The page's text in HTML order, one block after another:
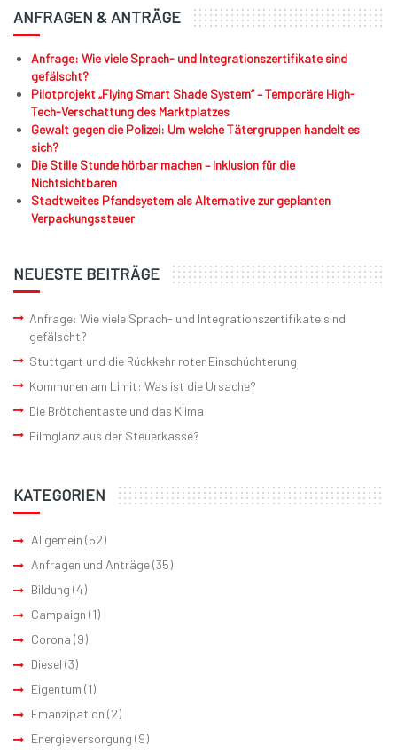
ANFRAGEN & ANTRÄGE
Anfrage: Wie viele Sprach- und Integrationszertifikate sind
gefälscht?
Pilotprojekt „Flying Smart Shade System“ – Temporäre High-
Tech-Verschattung des Marktplatzes
Gewalt gegen die Polizei: Um welche Tätergruppen handelt es
sich?
Die Stille Stunde hörbar machen – Inklusion für die
Nichtsichtbaren
Stadtweites Pfandsystem als Alternative zur geplanten
Verpackungssteuer
NEUESTE BEITRÄGE
Anfrage: Wie viele Sprach- und Integrationszertifikate sind
gefälscht?
Stuttgart und die Rückkehr roter Einschüchterung
Kommunen am Limit: Was ist die Ursache?
Die Brötchentaste und das Klima
Filmglanz aus der Steuerkasse?
KATEGORIEN
Allgemein (52)
Anfragen und Anträge(35)
Bildung (4)
Campaign (1)
Corona (9)
Diesel (3)
Eigentum (1)
Emanzipation (2)
Energieversorgung (9)